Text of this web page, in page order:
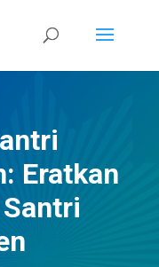
Eratkan